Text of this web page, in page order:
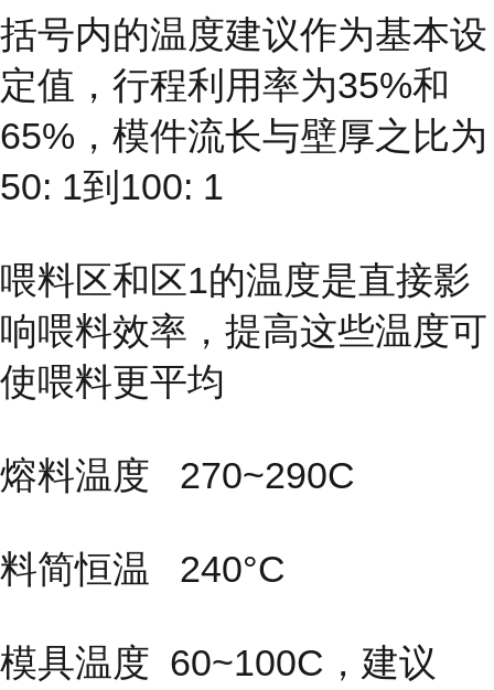
括号内的温度建议作为基本设
定值，行程利用率为35%和
65%，模件流长与壁厚之比为
50: 1到100: 1
喂料区和区1的温度是直接影
响喂料效率，提高这些温度可
使喂料更平均
熔料温度 270~290C
料简恒温 240°C
模具温度 60~100C，建议